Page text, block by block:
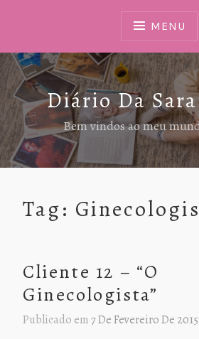
MENU
Diário Da
Bem vindos ao meu
Tag:
Cliente 12 – “O
Ginecologista”
Publicado em 7 De Fevereiro De 2015